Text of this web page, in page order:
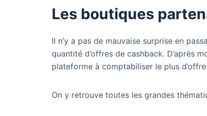
Les boutiques
Il n’y a pas de mauvaise surprise en
quantité d’offres de cashback. D’après
plateforme à comptabiliser le plus
On y retrouve toutes les grandes